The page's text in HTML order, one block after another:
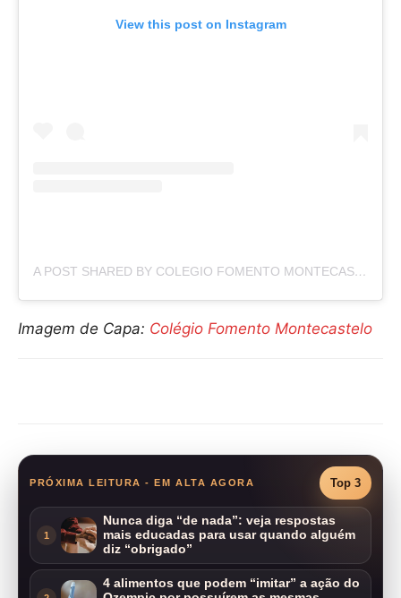
View this post on Instagram
A POST SHARED BY COLEGIO FOMENTO MONTECASTELO (@COLEGIO.MONTECASTELO)
Imagem de Capa: Colégio Fomento Montecastelo
PRÓXIMA LEITURA - EM ALTA AGORA Top 3
1
Nunca diga “de nada”: veja respostas
mais educadas para usar quando alguém
diz “obrigado”
4 alimentos que podem “imitar” a ação do